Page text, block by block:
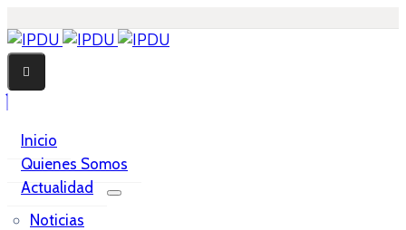
Inicio
Quienes Somos
Actualidad
Noticias